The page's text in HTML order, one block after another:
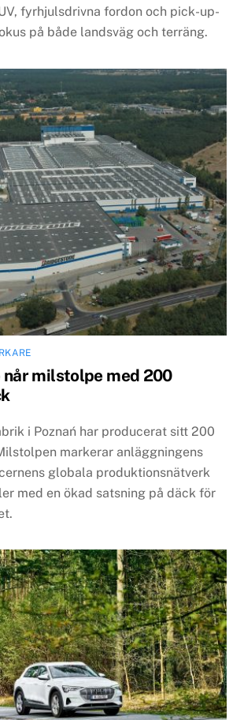
fyrhjulsdrivna fordon och pick-up-
på både landsväg och terräng.
milstolpe med 200
i Poznań har producerat sitt 200
markerar anläggningens
globala produktionsnätverk
med en ökad satsning på däck för